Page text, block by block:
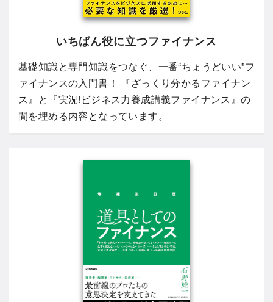
いちばん役に立つファイナンス
基礎知識と専門知識をつなぐ、一番“ちょうどいい”フ
ァイナンスの入門書！ 『ざっくり分かるファイナン
ス』と『実況!ビジネス力養成講義ファイナンス』の
間を埋める内容となっています。